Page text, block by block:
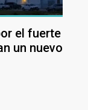
el fuerte
un nuevo